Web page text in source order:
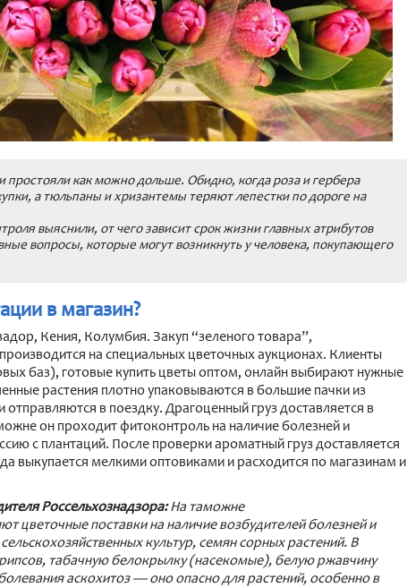
как можно дольше. Обидно, когда роза и гербера
а тюльпаны и хризантемы теряют лепестки по дороге на
выяснили, от чего зависит срок жизни главных атрибутов
вопросы, которые могут возникнуть у человека, покупающего
в магазин?
Кения, Колумбия. Закуп “зеленого товара”,
на специальных цветочных аукционах. Клиенты
баз), готовые купить цветы оптом, онлайн выбирают нужные
растения плотно упаковываются в большие пачки из
в поездку. Драгоценный груз доставляется в
он проходит фитоконтроль на наличие болезней и
с плантаций. После проверки ароматный груз доставляется
выкупается мелкими оптовиками и расходится по магазинам и
Россельхознадзора:На таможне
цветочные поставки на наличие возбудителей болезней и
культур, семян сорных растений. В
табачную белокрылку (насекомые), белую ржавчину
аскохитоз — оно опасно для растений, особенно в